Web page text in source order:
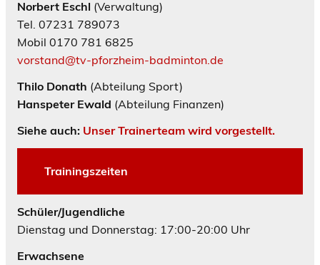
Norbert Eschl (Verwaltung)
Tel. 07231 789073
Mobil 0170 781 6825
vorstand@tv-pforzheim-badminton.de
Thilo Donath (Abteilung Sport)
Hanspeter Ewald (Abteilung Finanzen)
Siehe auch: Unser Trainerteam wird vorgestellt.
Trainingszeiten
Schüler/Jugendliche
Dienstag und Donnerstag: 17:00-20:00 Uhr
Erwachsene